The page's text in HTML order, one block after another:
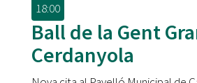
18:00
Ball de la Gent
Cerdanyola